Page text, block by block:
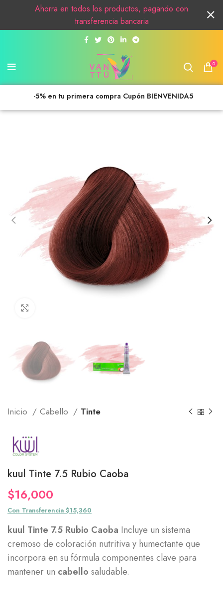
0
-5% en tu primera compra Cupón BIENVENIDA5
Inicio Cabello Tinte
kuul Tinte 7.5 Rubio Caoba
$16,000
Con Transferencia $15,360
kuul Tinte 7.5 Rubio Caoba Incluye un sistema
cremoso de coloración nutritiva y humectante que
incorpora en su fórmula componentes clave para
mantener un cabello saludable.
Ahorra en todos los productos, pagando con
transferencia bancaria